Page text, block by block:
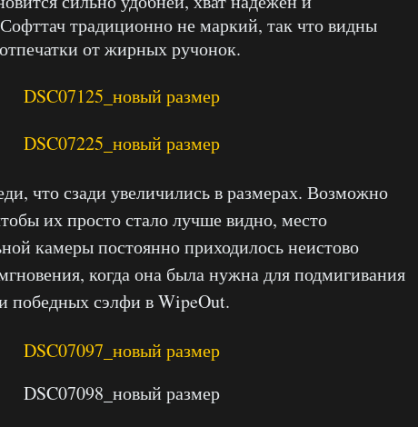
традиционно не маркий, так что видны
от жирных ручонок.
что сзади увеличились в размерах. Возможно
их просто стало лучше видно, место
камеры постоянно приходилось неистово
когда она была нужна для подмигивания
победных сэлфи в WipeOut.